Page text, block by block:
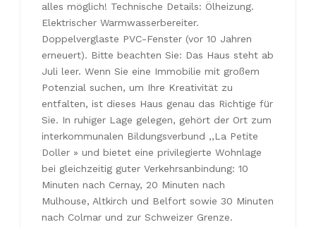
alles möglich! Technische Details: Ölheizung.
Elektrischer Warmwasserbereiter.
Doppelverglaste PVC-Fenster (vor 10 Jahren
erneuert). Bitte beachten Sie: Das Haus steht ab
Juli leer. Wenn Sie eine Immobilie mit großem
Potenzial suchen, um Ihre Kreativität zu
entfalten, ist dieses Haus genau das Richtige für
Sie. In ruhiger Lage gelegen, gehört der Ort zum
interkommunalen Bildungsverbund ,,La Petite
Doller » und bietet eine privilegierte Wohnlage
bei gleichzeitig guter Verkehrsanbindung: 10
Minuten nach Cernay, 20 Minuten nach
Mulhouse, Altkirch und Belfort sowie 30 Minuten
nach Colmar und zur Schweizer Grenze.